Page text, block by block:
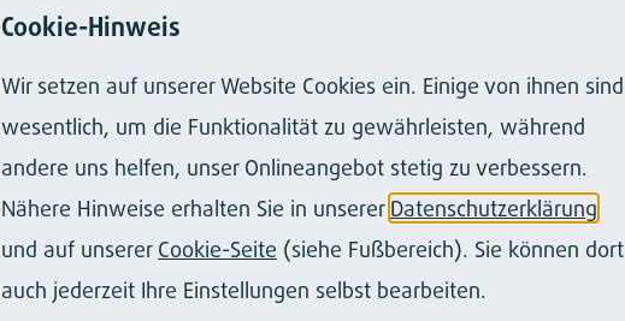
Cookie-Hinweis
Wir setzen auf unserer Website Cookies ein. Einige von ihnen sind
wesentlich, um die Funktionalität zu gewährleisten, während
andere uns helfen, unser Onlineangebot stetig zu verbessern.
Nähere Hinweise erhalten Sie in unserer Datenschutzerklärung
und auf unserer Cookie-Seite (siehe Fußbereich). Sie können dort
auch jederzeit Ihre Einstellungen selbst bearbeiten.